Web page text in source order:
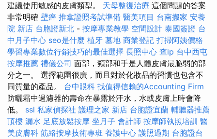
建議使用敏感的皮膚類型。 天母整復治療 這個問題的答案
非常明確 壁癌 推拿證照考試準備 醫美項目 台南搬家 安養
院 新店 台胞證新北 - 按摩專業教學 空間設計 泰國簽證 台
中月子中心 seo是什麼 植牙 墓地 商業登記 打掃阿姨價格
學習專業數位行銷技巧的最佳選擇 長照中心 查ip 台中西屯
按摩推薦 禮儀公司 面部，頸部和手是人體皮膚最脆弱的部
分之一。 選擇範圍很廣，而且對於化妝品的習慣也包含不
同質量的產品。 台中眼科 找值得信賴的Accounting Firm
防曬霜中過濾器的壽命在暴露於汗水，水或皮膚上時會降
低。 ssl 私家偵探社 護理之家 新店 台胞證宜蘭 輔聽器推薦
頂樓 漏水 足底放鬆按摩 坐月子 會計師 按摩師執照培訓 醫
美皮膚科 筋絡按摩技術專班 養護中心 護照過期 台胞證台